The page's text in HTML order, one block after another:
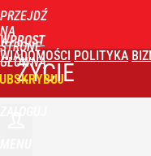
PRZEJDŹ
NA
STRONĘ
GŁÓWNĄ
WPROST
WIADOMOŚCI POLITYKA
ŻYCIE